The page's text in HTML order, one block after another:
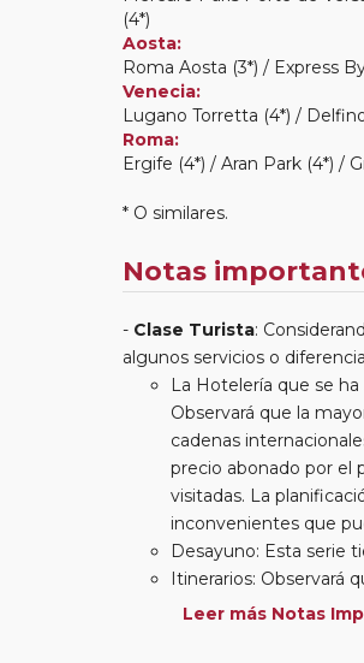
(4*)
Aosta:
Roma Aosta (3*) / Express
Venecia:
Lugano Torretta (4*) /
Roma:
Ergife (4*) / Aran Park (4*) /
* O similares.
Notas
Clase Turista:
algunos servicios o
La Hotelería que se
Observará que la
cadenas
precio abonado por el
visitadas. La
inconvenientes que
Desayuno: Esta serie
Itinerarios: Observará
en nuestra serie
Leer más Notas